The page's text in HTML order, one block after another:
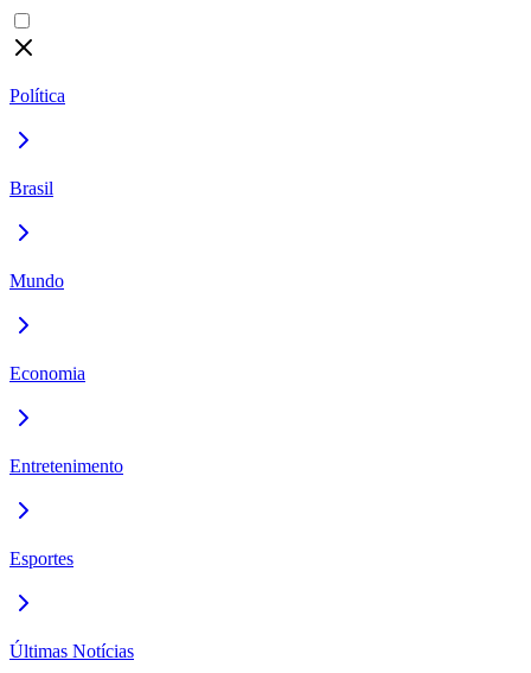
Política
Brasil
Mundo
Economia
Entretenimento
Esportes
Últimas Notícias